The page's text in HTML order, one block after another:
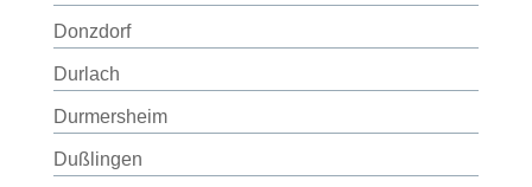
Donzdorf
Durlach
Durmersheim
Dußlingen